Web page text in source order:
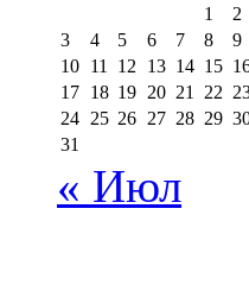
1
2
3
4 5 6 7 8
9
10 11 12 13 14 15
17 18 19 20 21 22
24 25 26 27 28 29
31
« Июл